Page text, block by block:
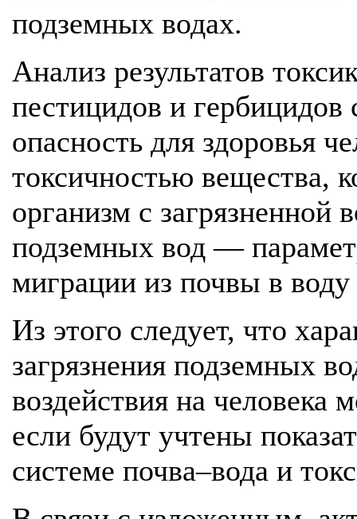
подземных водах.
Анализ результатов
пестицидов и гербицидов
опасность для здоровья
токсичностью вещества,
организм с загрязненной
подземных вод —
миграции из почвы в воду
Из этого следует, что
загрязнения подземных
воздействия на человека
если будут учтены
системе почва–вода и